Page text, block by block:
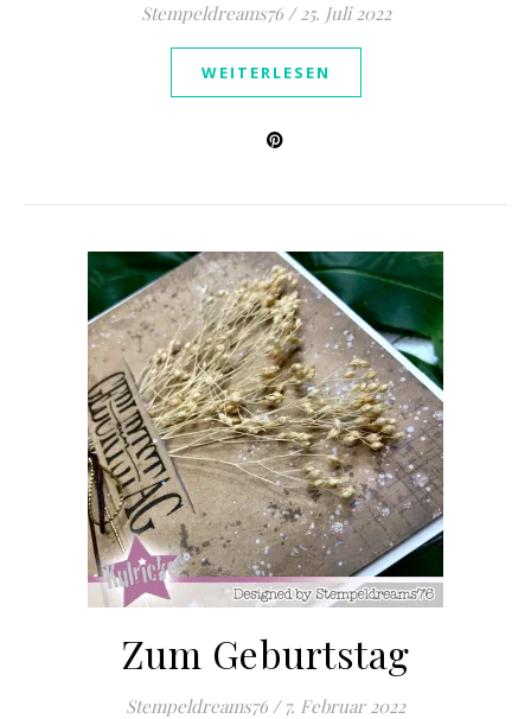
Stempeldreams76 / 25. Juli 2022
WEITERLESEN
Zum Geburtstag
Stempeldreams76 / 7. Februar 2022